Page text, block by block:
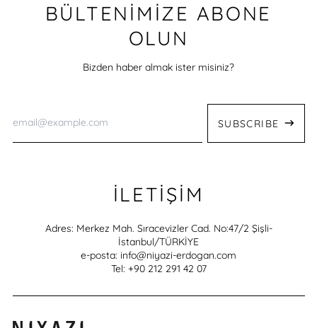
BÜLTENİMİZE ABONE
OLUN
Bizden haber almak ister misiniz?
SUBSCRIBE
İLETİŞİM
Adres: Merkez Mah. Sıracevizler Cad. No:47/2 Şişli-
İstanbul/TÜRKİYE
e-posta: info@niyazi-erdogan.com
Tel: +90 212 291 42 07